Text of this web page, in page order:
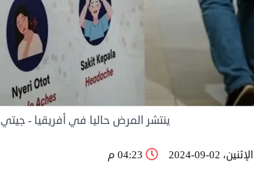
ينتشر المرض حاليا في أفريقيا - جيتي
الإثنين، 02-09-2024 04:23 م